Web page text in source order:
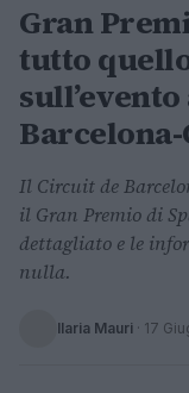
Gran
tutto quello
Il Circuit de
il Gran Premio di
dettagliato e le
nulla.
Ilaria Mauri · 17